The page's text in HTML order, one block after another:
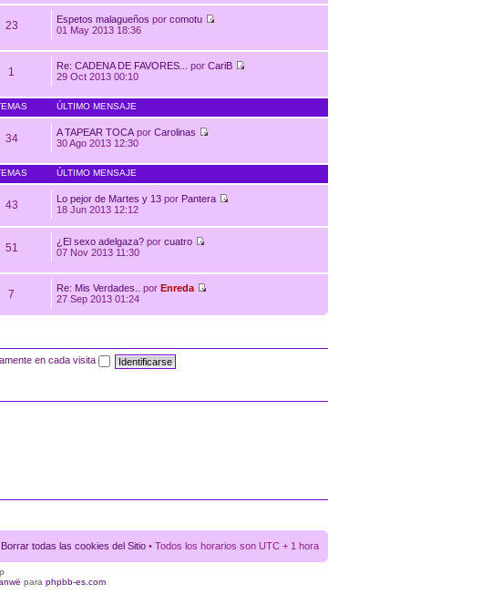
23 Espetos malagueños por comotu
01 May 2013 18:36
1 Re: CADENA DE FAVORES... por CariB
29 Oct 2013 00:10
ÚLTIMO MENSAJE
34 A TAPEAR TOCApor Carolinas
30 Ago 2013 12:30
ÚLTIMO MENSAJE
43 Lo pejor de Martes y 13por Pantera
18 Jun 2013 12:12
51 ¿El sexo adelgaza?por cuatro
07 Nov 2013 11:30
7 Re: Mis Verdades.. por Enreda
27 Sep 2013 01:24
en cada visita
Borrar todas las cookies del Sitio • Todos los horarios son UTC + 1 hora
para phpbb-es.com